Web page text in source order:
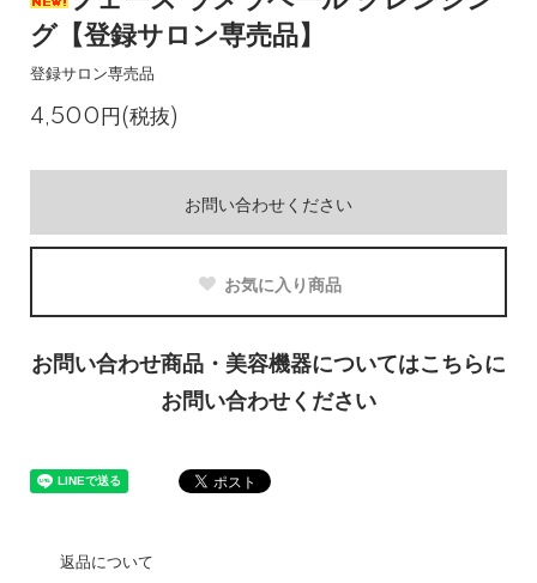
グ【登録サロン専売品】
登録サロン専売品
4,500円(税抜)
お問い合わせください
お気に入り商品
お問い合わせ商品・美容機器についてはこちらに
お問い合わせください
返品について